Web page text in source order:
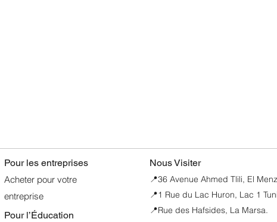
Pour les entreprises
Acheter pour votre
entreprise
Pour l’Éducation
Nous Visiter
📍36 Avenue Ahmed Tlili, El
📍1 Rue du Lac Huron, Lac 1
📍Rue des Hafsides, La Marsa.